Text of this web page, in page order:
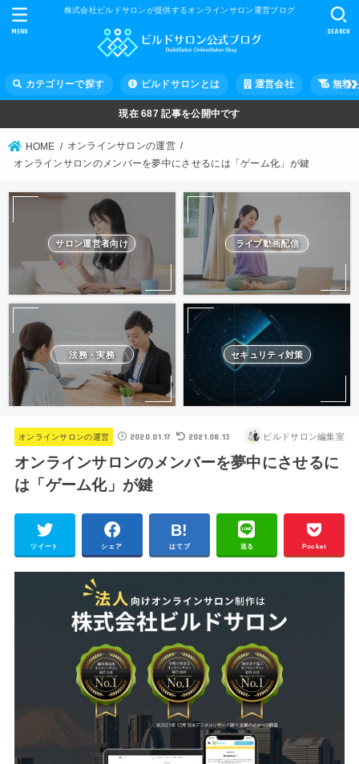
株式会社ビルドサロンが提供するオンラインサロン運営ブログ
カテゴリーで探す ビルドサロンとは 運営会社 無料
SEARCH
MENU
現在687 記事を公開中です
HOME
オンラインサロンの運営
オンラインサロンのメンバーを夢中にさせるには「ゲーム化」が鍵
サロン運営者向け ライブ動画配信
法務・実務 セキュリティ対策
オンラインサロンの運営 2020.01.17 2021.08.13 ビルドサロン編集室
オンラインサロンのメンバーを夢中にさせるに
は「ゲーム化」が鍵
ツイート シェア はてブ 送る Pocket